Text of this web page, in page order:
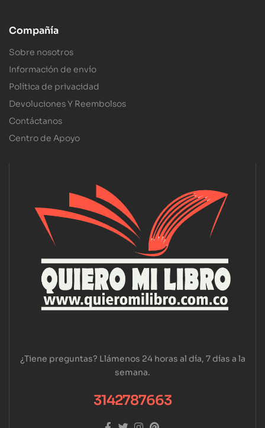
Compañía
Sobre nosotros
Información de envío
Política de privacidad
Devoluciones Y Reembolsos
Contáctanos
Centro de Apoyo
¿Tiene preguntas? Llámenos 24 horas al día, 7 días a la
semana.
3142787663